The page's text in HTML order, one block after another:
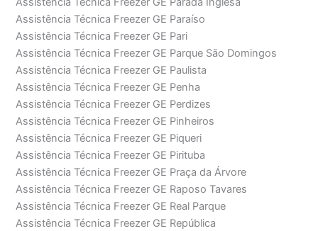
Assistência Técnica Freezer GE Paraíso
Assistência Técnica Freezer GE Pari
Assistência Técnica Freezer GE Parque São Domingos
Assistência Técnica Freezer GE Paulista
Assistência Técnica Freezer GE Penha
Assistência Técnica Freezer GE Perdizes
Assistência Técnica Freezer GE Pinheiros
Assistência Técnica Freezer GE Piqueri
Assistência Técnica Freezer GE Pirituba
Assistência Técnica Freezer GE Praça da Árvore
Assistência Técnica Freezer GE Raposo Tavares
Assistência Técnica Freezer GE Real Parque
Assistência Técnica Freezer GE República